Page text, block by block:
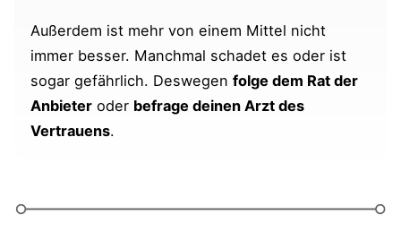
Download: Gehirnleistung pflanzlich
steigern
steigern
Außerdem ist mehr von einem Mittel nicht
immer besser. Manchmal schadet es oder ist
sogar gefährlich. Deswegenfolge dem Rat der
Anbieter oder befrage deinen Arzt des
Vertrauens.